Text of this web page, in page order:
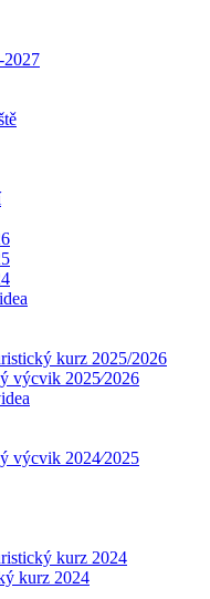
2027
kurz 2025/2026
výcvik 2025⁄2026
výcvik 2024⁄2025
kurz 2024
kurz 2024